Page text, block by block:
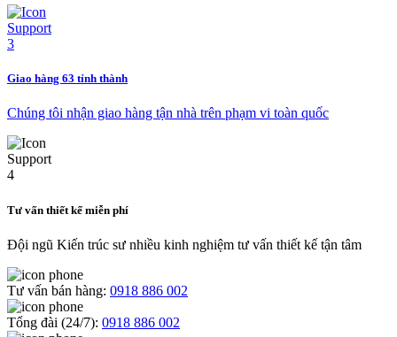
Giao hàng 63 tỉnh thành
Chúng tôi nhận giao hàng tận nhà trên phạm vi toàn quốc
Tư vấn thiết kế miễn phí
Đội ngũ Kiến trúc sư nhiều kinh nghiệm tư vấn thiết kế tận tâm
Tư vấn bán hàng: 0918 886 002
Tổng đài (24/7): 0918 886 002